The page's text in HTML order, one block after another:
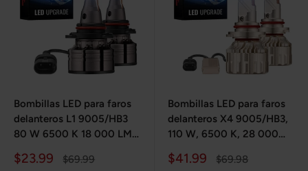
Bombillas LED para faros
delanteros L1 9005/HB3
80 W 6500 K 18 000 LM
Precio
$23.99
Precio
$69.99
Bombillas LED para faros
delanteros X4 9005/HB3,
110 W, 6500 K, 28 000
unidades
Precio
$41.99
Precio
$69.98